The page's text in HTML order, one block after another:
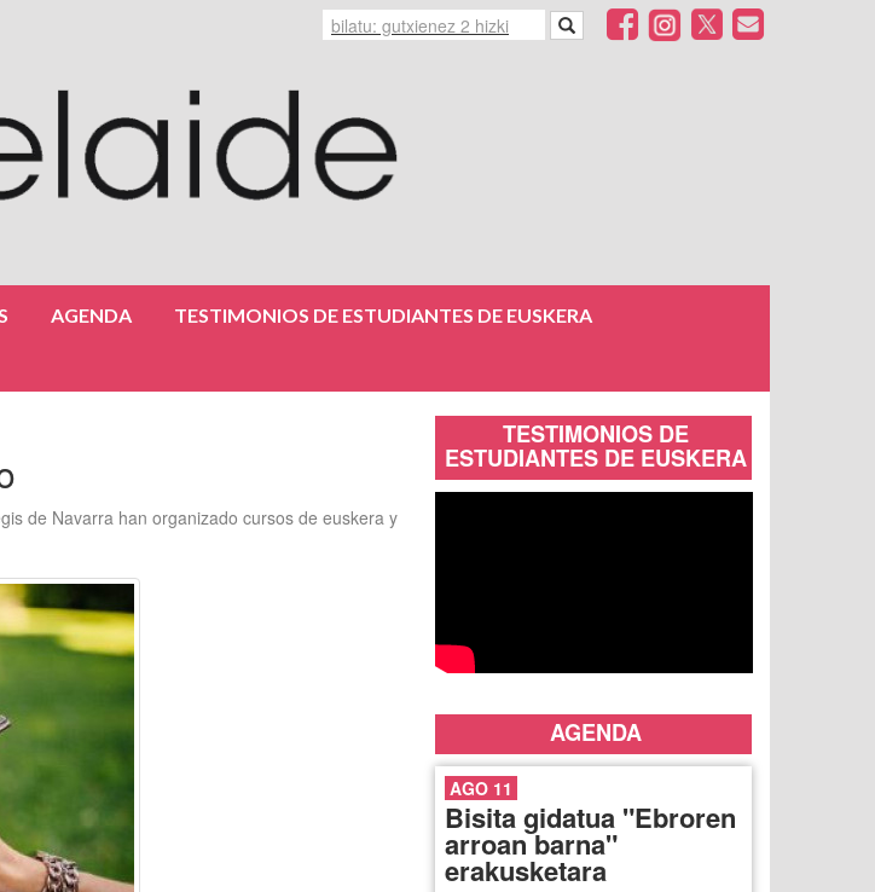
AGENDA
TESTIMONIOS DE ESTUDIANTES DE EUSKERA
de Navarra han organizado cursos de euskera y
TESTIMONIOS DE
ESTUDIANTES DE EUSKERA
AGENDA
AGO 11
Bisita gidatua "Ebroren
arroan barna"
erakusketara